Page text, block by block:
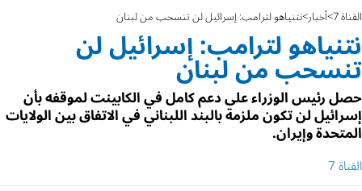
القناة 7 أخبار نتنياهو لترامب: إسرائيل لن تنسحب من لبنان
نتنياهو لترامب: إسرائيل لن
تنسحب من لبنان
حصل رئيس الوزراء على دعم كامل في الكابينت لموقفه بأن
إسرائيل لن تكون ملزمة بالبند اللبناني في الاتفاق بين الولايات
المتحدة وإيران.
القناة 7